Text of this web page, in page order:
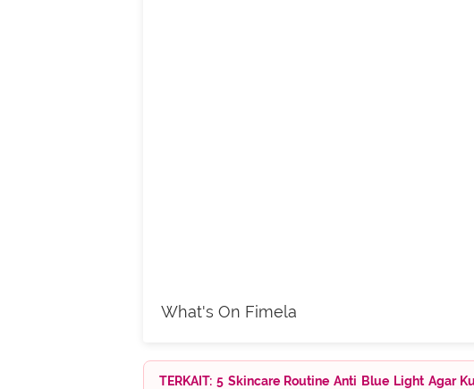
What's On Fimela
TERKAIT: 5 Skincare Routine Anti Blue Light Agar